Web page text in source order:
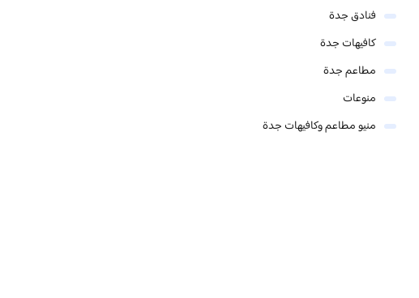
فنادق جدة
كافيهات جدة
مطاعم جدة
منوعات
منيو مطاعم وكافيهات جدة